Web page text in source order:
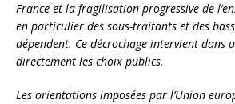
France et la fragilisation progressive de
en particulier des sous-traitants et des
dépendent. Ce décrochage intervient dans
directement les choix publics.
Les orientations imposées par l’Union